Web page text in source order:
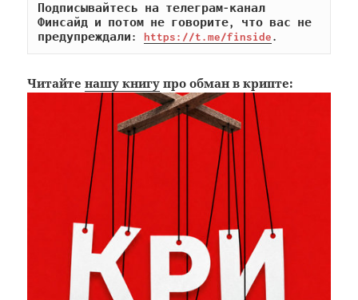
Подписывайтесь на телеграм-канал
Финсайд и потом не говорите, что вас не
предупреждали: https://t.me/finside.
Читайтенашу книгу про обман в крипте: